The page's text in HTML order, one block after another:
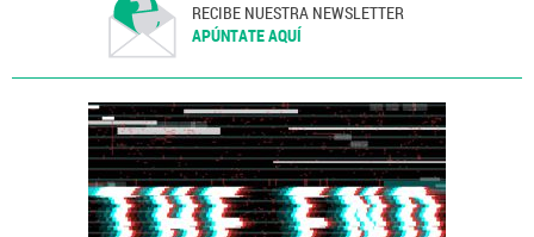
RECIBE NUESTRA NEWSLETTER
APÚNTATE AQUÍ